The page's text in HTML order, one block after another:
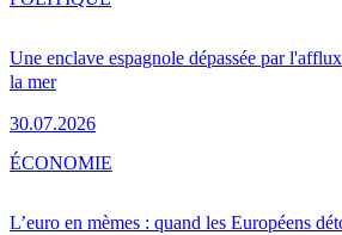
Une enclave espagnole dépassée par
la mer
30.07.2026
L’euro en mèmes : quand les Européens
ÉCONOMIE